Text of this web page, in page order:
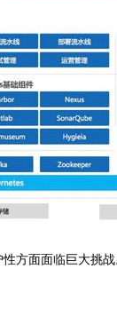
方面面临巨大挑